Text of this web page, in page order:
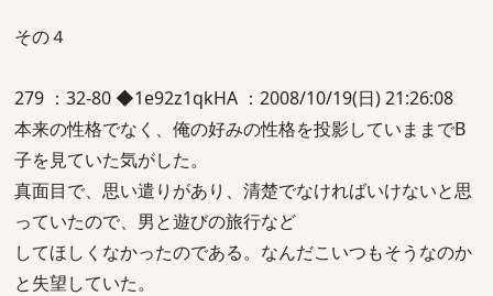
その４
279 ：32-80 ◆1e92z1qkHA ：2008/10/19(日) 21:26:08
本来の性格でなく、俺の好みの性格を投影していままでB
子を見ていた気がした。
真面目で、思い遣りがあり、清楚でなければいけないと思
っていたので、男と遊びの旅行など
してほしくなかったのである。なんだこいつもそうなのか
と失望していた。